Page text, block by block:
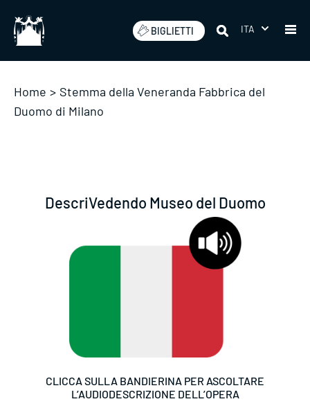
BIGLIETTI ITA
Home > Stemma della Veneranda Fabbrica del
Duomo di Milano
DescriVedendo Museo del Duomo
CLICCA SULLA BANDIERINA PER ASCOLTARE
L’AUDIODESCRIZIONE DELL’OPERA